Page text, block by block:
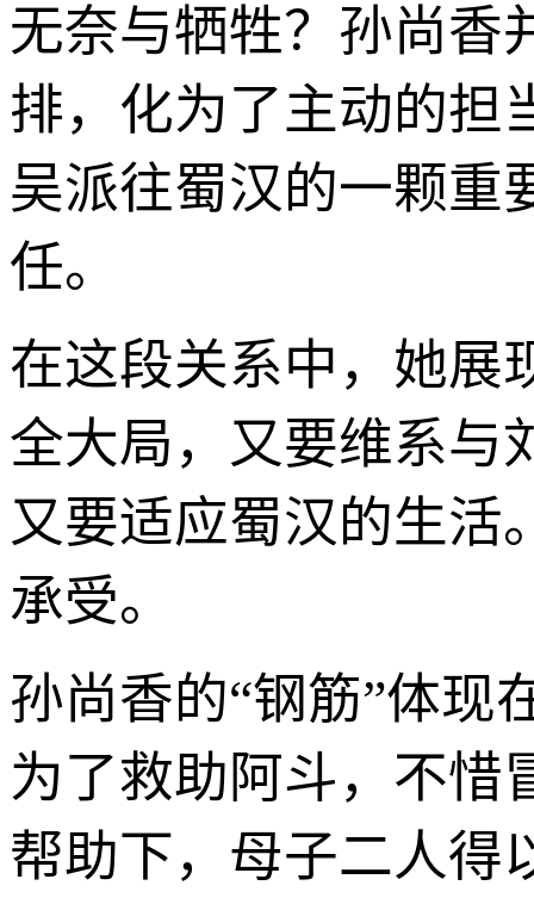
无奈与牺牲？孙尚香
排，化为了主动的担
吴派往蜀汉的一颗重
任。
在这段关系中，她展
全大局，又要维系与
又要适应蜀汉的生活
承受。
孙尚香的“钢筋”体现
为了救助阿斗，不惜
帮助下，母子二人得